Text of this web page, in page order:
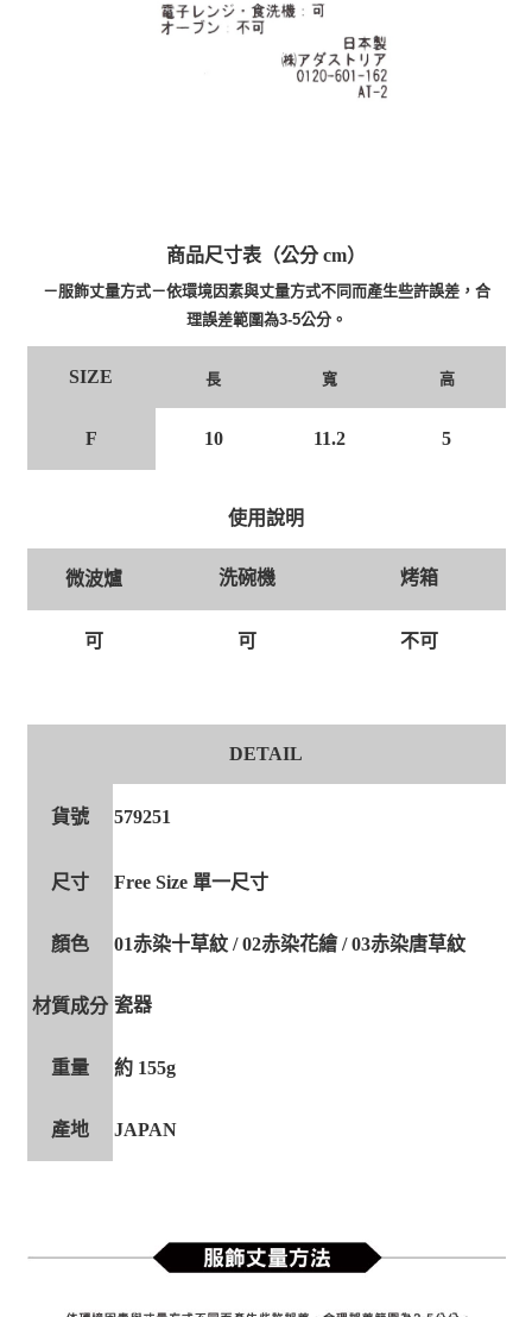
商品尺寸表（公分 cm）
－服飾丈量方式－依環境因素與丈量方式不同而產生些許誤差，合
理誤差範圍為3-5公分。
SIZE 長 寬 高
F 10 11.2 5
使用說明
微波爐 洗碗機 烤箱
可 可 不可
DETAIL
貨號 579251
尺寸 Free Size 單一尺寸
顏色 01赤染十草紋 / 02赤染花繪 / 03赤染唐草紋
材質成分 瓷器
重量 約 155g
產地 JAPAN